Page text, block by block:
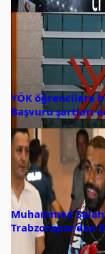
YÖK öğrencilere
Başvuru şartları
Muhammed
Trabzonspor’dan